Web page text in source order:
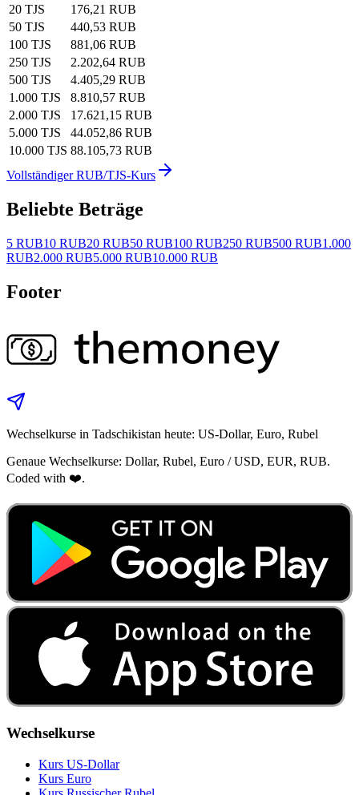
20 TJS
176,21 RUB
50 TJS
440,53 RUB
100 TJS
881,06 RUB
250 TJS
2.202,64 RUB
500 TJS
4.405,29 RUB
1.000 TJS
8.810,57 RUB
2.000 TJS
17.621,15 RUB
5.000 TJS
44.052,86 RUB
10.000 TJS 88.105,73 RUB
Vollständiger RUB/TJS-Kurs
Beliebte Beträge
5 RUB10 RUB20 RUB50 RUB100 RUB250 RUB500 RUB1.000
RUB2.000 RUB5.000 RUB10.000 RUB
Footer
Wechselkurse in Tadschikistan heute: US‑Dollar, Euro, Rubel
Genaue Wechselkurse: Dollar, Rubel, Euro / USD, EUR, RUB.
Coded with ❤️.
Wechselkurse
Kurs US‑Dollar
Kurs Euro